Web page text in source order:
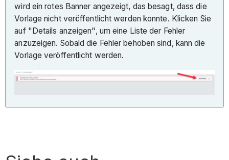
wird ein rotes Banner angezeigt, das besagt, dass die
Vorlage nicht veröffentlicht werden konnte. Klicken Sie
auf "Details anzeigen", um eine Liste der Fehler
anzuzeigen. Sobald die Fehler behoben sind, kann die
Vorlage veröffentlicht werden.